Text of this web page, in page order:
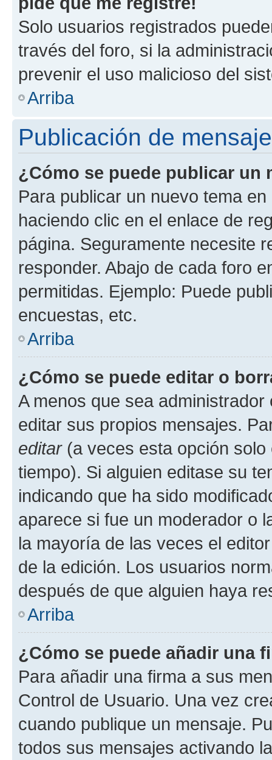
Solo usuarios registrados
través del foro, si la
prevenir el uso malicioso del
Arriba
Publicación de
¿Cómo se puede publicar un
Para publicar un nuevo tema
haciendo clic en el enlace de
página. Seguramente necesite
responder. Abajo de cada foro
permitidas. Ejemplo: Puede
encuestas, etc.
Arriba
¿Cómo se puede editar o
A menos que sea
editar sus propios mensajes.
editar(a veces esta opción solo
tiempo). Si alguien editase su
indicando que ha sido
aparece si fue un moderador o
la mayoría de las veces el
de la edición. Los usuarios
después de que alguien haya
Arriba
¿Cómo se puede añadir una
Para añadir una firma a sus
Control de Usuario. Una vez
cuando publique un mensaje.
todos sus mensajes activando